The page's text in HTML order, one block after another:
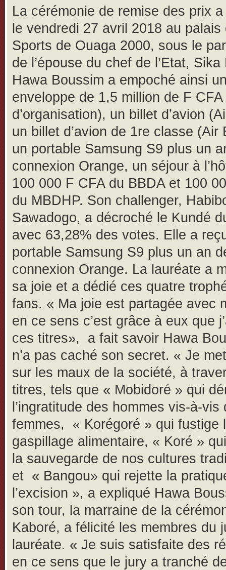
La cérémonie de remise des prix
le vendredi 27 avril 2018 au palais
Sports de Ouaga 2000, sous le
de l’épouse du chef de l’Etat, Sika
Hawa Boussim a empoché ainsi
enveloppe de 1,5 million de F
d’organisation), un billet d’avion
un billet d’avion de 1re classe (Air
un portable Samsung S9 plus un
connexion Orange, un séjour à
100 000 F CFA du BBDA et 100
du MBDHP. Son challenger,
Sawadogo, a décroché le Kundé
avec 63,28% des votes. Elle a
portable Samsung S9 plus un an
connexion Orange. La lauréate a
sa joie et a dédié ces quatre
fans. « Ma joie est partagée avec
en ce sens c’est grâce à eux que
ces titres», a fait savoir Hawa
n’a pas caché son secret. « Je
sur les maux de la société, à
titres, tels que « Mobidoré » qui
l’ingratitude des hommes vis-à-vis
femmes, « Korégoré » qui fustige
gaspillage alimentaire, « Koré »
la sauvegarde de nos cultures
et « Bangou» qui rejette la
l’excision », a expliqué Hawa
son tour, la marraine de la
Kaboré, a félicité les membres du
lauréate. « Je suis satisfaite des
en ce sens que le jury a tranché